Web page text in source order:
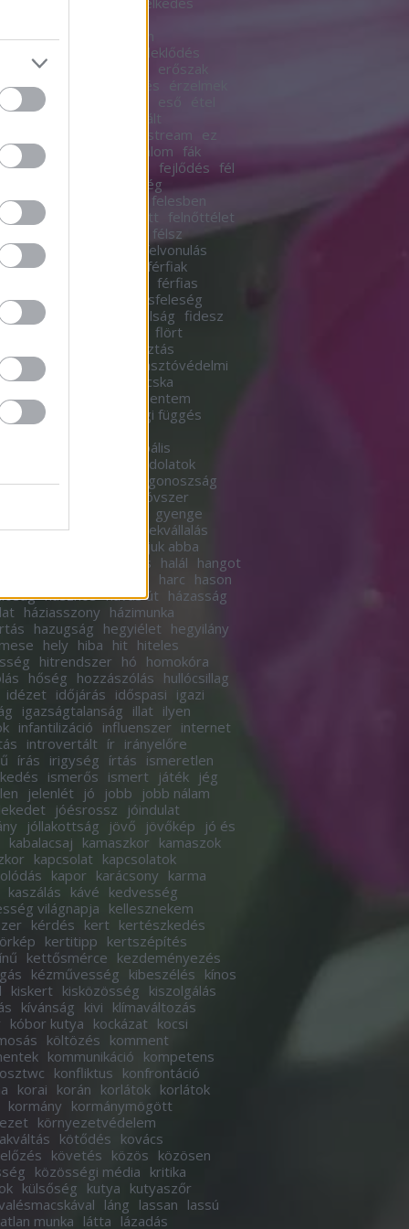
én így szoktam
érdeklődés
erkölcs
erőszak
erotikus érzékenyítés érzelmek
esélyegyenlőség eső
extrovertált
eznemmainstream ez
facebook fájdalom fák
fecskék fejlődés fél
felelősség
felesben
felhőszakadás felnőtt felnőttélet
félsz
felvonulás
feminizmus
férfiak
férfias
férfi energia
férjésfeleség
fészek fiatalság fidesz
flört
fogyasztás
társadalom
fogyasztóvédelmi
forgalom
fricska
függőség
futni mentem
gazdagság
gazdasági függés
mobilitás
globális
gondolatok
gondoskodás
gonoszság
gumióvszer
gyenge
gyereknevelés
gyerekvállalás
hagyjuk abba
haladás halál hangot
harc hason
hasznos havas út házasság
háziasszony házimunka
hazugság hegyiélet hegyilány
hely hiba hit hiteles
hitrendszer hó homokóra
hőség hozzászólás hullócsillag
idézet időjárás időspasi igazi
igazságtalanság illat ilyen
infantilizáció influenszer internet
introvertált ír irányelőre
írás irigység írtás ismeretlen
ismerős ismert játék jég
jelenlét jó jobb
jobb nálam
jóésrossz
jóindulat
jóllakottság jövő jövőkép
jó és
kabalacsaj kamaszkor kamaszok
kapcsolat kapcsolatok
kapor karácsony karma
kaszálás kávé kedvesség
világnapja kellesznekem
kérdés kert kertészkedés
kertitipp kertszépítés
kettősmérce kezdeményezés
kézművesség kibeszélés kínos
kiskert kisközösség kiszolgálás
kívánság kivi klímaváltozás
kóbor kutya kockázat kocsi
költözés komment
kommunikáció kompetens
konfliktus konfrontáció
korai korán korlátok korlátok
kormány kormánymögött
környezetvédelem
kötődés kovács
követés közös közösen
közösségi média kritika
külsőség kutya kutyaszőr
láng lassan lassú
munka
látta lázadás